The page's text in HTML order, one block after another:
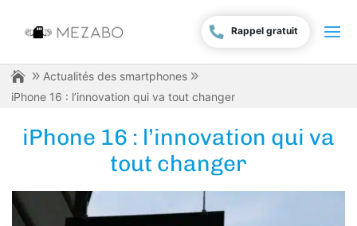
Rappel gratuit
Actualités des smartphones
iPhone 16 : l’innovation qui va tout changer
iPhone 16 : l’innovation qui va
tout changer